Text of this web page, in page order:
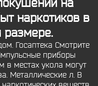
на
наркотиков в
размере.
Госаптека Смотрите
приборы
в местах укола могут
Металлические л. В